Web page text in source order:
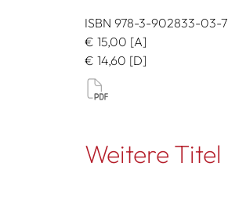
ISBN 978-3-902833-03-7
€ 15,00 [A]
€ 14,60 [D]
Weitere Titel